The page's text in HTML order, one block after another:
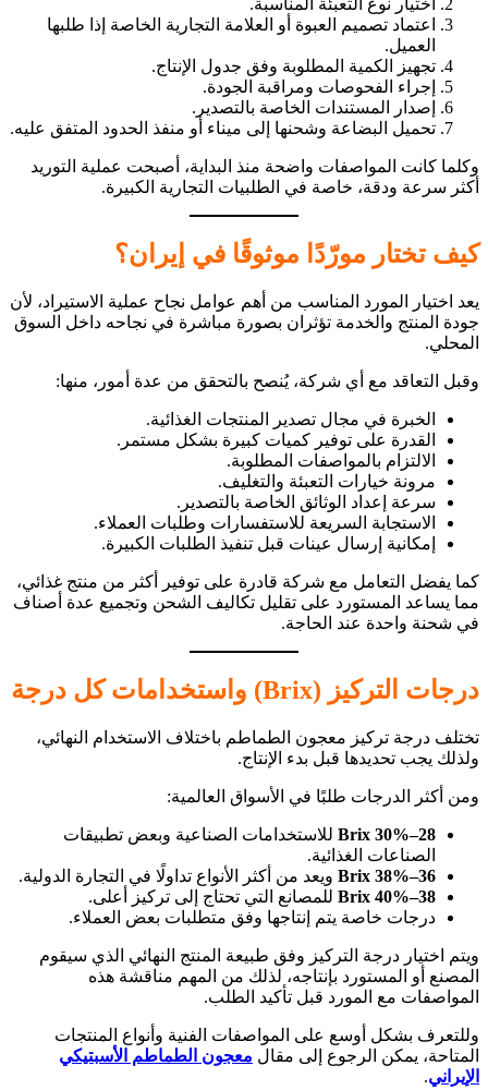
اختيار نوع التعبئة المناسبة.
اعتماد تصميم العبوة أو العلامة التجارية الخاصة إذا طلبها
العميل.
تجهيز الكمية المطلوبة وفق جدول الإنتاج.
إجراء الفحوصات ومراقبة الجودة.
إصدار المستندات الخاصة بالتصدير.
تحميل البضاعة وشحنها إلى ميناء أو منفذ الحدود المتفق عليه.
وكلما كانت المواصفات واضحة منذ البداية، أصبحت عملية التوريد
أكثر سرعة ودقة، خاصة في الطلبيات التجارية الكبيرة.
كيف تختار مورّدًا موثوقًا في إيران؟
يعد اختيار المورد المناسب من أهم عوامل نجاح عملية الاستيراد، لأن
جودة المنتج والخدمة تؤثران بصورة مباشرة في نجاحه داخل السوق
المحلي.
وقبل التعاقد مع أي شركة، يُنصح بالتحقق من عدة أمور، منها:
الخبرة في مجال تصدير المنتجات الغذائية.
القدرة على توفير كميات كبيرة بشكل مستمر.
الالتزام بالمواصفات المطلوبة.
مرونة خيارات التعبئة والتغليف.
سرعة إعداد الوثائق الخاصة بالتصدير.
الاستجابة السريعة للاستفسارات وطلبات العملاء.
إمكانية إرسال عينات قبل تنفيذ الطلبات الكبيرة.
كما يفضل التعامل مع شركة قادرة على توفير أكثر من منتج غذائي،
مما يساعد المستورد على تقليل تكاليف الشحن وتجميع عدة أصناف
في شحنة واحدة عند الحاجة.
درجات التركيز (Brix) واستخدامات كل درجة
تختلف درجة تركيز معجون الطماطم باختلاف الاستخدام النهائي،
ولذلك يجب تحديدها قبل بدء الإنتاج.
ومن أكثر الدرجات طلبًا في الأسواق العالمية:
28–30% Brix
للاستخدامات الصناعية وبعض تطبيقات
الصناعات الغذائية.
36–38% Brix
ويعد من أكثر الأنواع تداولًا في التجارة الدولية.
38–40% Brix
للمصانع التي تحتاج إلى تركيز أعلى.
درجات خاصة يتم إنتاجها وفق متطلبات بعض العملاء.
ويتم اختيار درجة التركيز وفق طبيعة المنتج النهائي الذي سيقوم
المصنع أو المستورد بإنتاجه، لذلك من المهم مناقشة هذه
المواصفات مع المورد قبل تأكيد الطلب.
وللتعرف بشكل أوسع على المواصفات الفنية وأنواع المنتجات
المتاحة، يمكن الرجوع إلى مقال معجون الطماطم الأسبتيكي
الإيراني.